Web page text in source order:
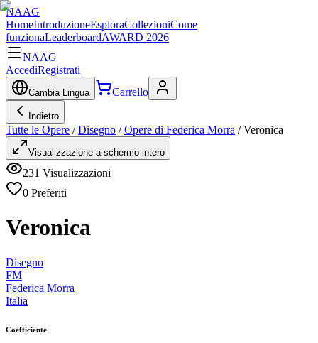
NAAG
HomeIntroduzioneEsploraCollezioniCome
funzionaLeaderboardAWARD 2026
NAAG
AccediRegistrati
Cambia Lingua Carrello
Indietro
Tutte le Opere / Disegno / Opere di Federica Morra /Veronica
Visualizzazione a schermo intero
231 Visualizzazioni
0 Preferiti
Veronica
Disegno
FM
Federica Morra
Italia
Coefficiente